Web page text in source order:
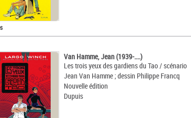
Van Hamme, Jean (1939-....)
Les trois yeux des gardiens du Tao / scénario
Jean Van Hamme ; dessin Philippe Francq
Nouvelle édition
Dupuis